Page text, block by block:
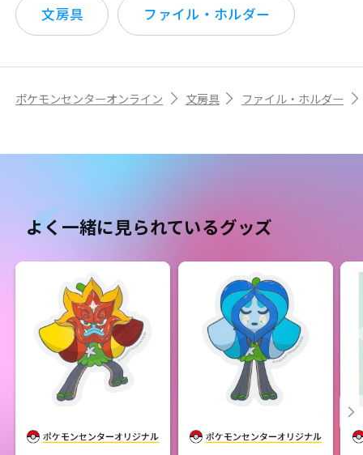
文房具 ファイル・ホルダー
ポケモンセンターオンライン 文房具 ファイル・ホルダー
よく一緒に見られているグッズ